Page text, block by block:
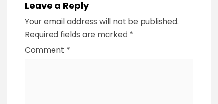
Leave a Reply
Your email address will not be published.
Required fields are marked *
Comment *